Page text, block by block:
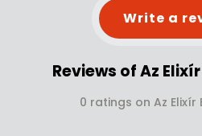
Write a
Reviews of Az
0 ratings on Az Elixír